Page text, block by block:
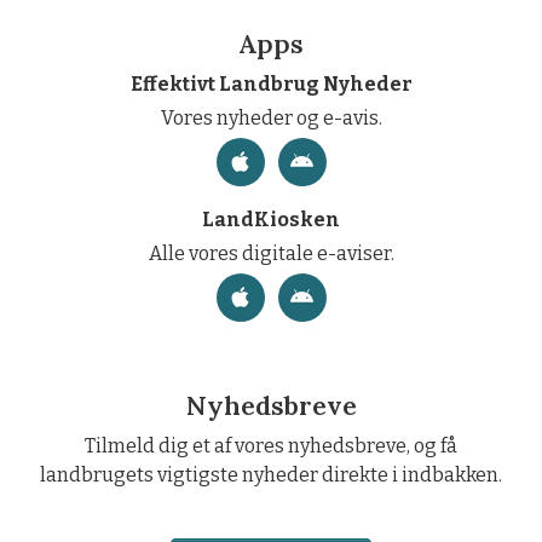
Apps
Effektivt Landbrug Nyheder
Vores nyheder og e-avis.
LandKiosken
Alle vores digitale e-aviser.
Nyhedsbreve
Tilmeld dig et af vores nyhedsbreve, og få
landbrugets vigtigste nyheder direkte i indbakken.